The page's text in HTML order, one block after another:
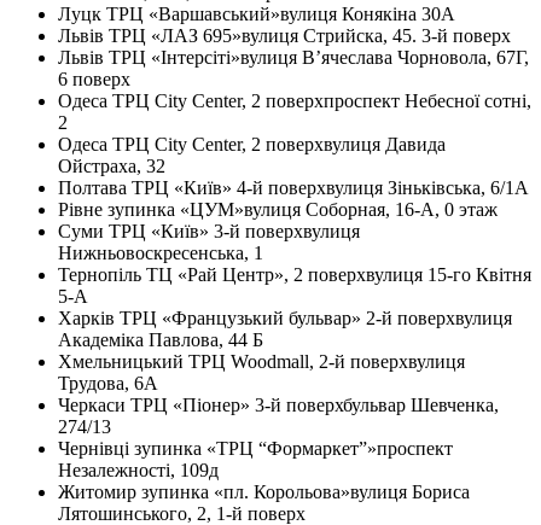
Луцк ТРЦ «Варшавський»вулиця Конякіна 30А
Львів ТРЦ «ЛАЗ 695»вулиця Стрийска, 45. 3-й поверх
Львів ТРЦ «Інтерсіті»вулиця В’ячеслава Чорновола, 67Г,
6 поверх
Одеса ТРЦ City Center, 2 поверхпроспект Небесної сотні,
2
Одеса ТРЦ City Center, 2 поверхвулиця Давида
Ойстраха, 32
Полтава ТРЦ «Київ» 4-й поверхвулиця Зіньківська, 6/1А
Рівне зупинка «ЦУМ»вулиця Соборная, 16-А, 0 этаж
Суми ТРЦ «Київ» 3-й поверхвулиця
Нижньовоскресенська, 1
Тернопіль ТЦ «Рай Центр», 2 поверхвулиця 15-го Квітня
5-А
Харків ТРЦ «Французький бульвар» 2-й поверхвулиця
Академіка Павлова, 44 Б
Хмельницький ТРЦ Woodmall, 2-й поверхвулиця
Трудова, 6А
Черкаси ТРЦ «Піонер» 3-й поверхбульвар Шевченка,
274/13
Чернівці зупинка «ТРЦ “Формаркет”»проспект
Незалежності, 109д
Житомир зупинка «пл. Корольова»вулиця Бориса
Лятошинського, 2, 1-й поверх